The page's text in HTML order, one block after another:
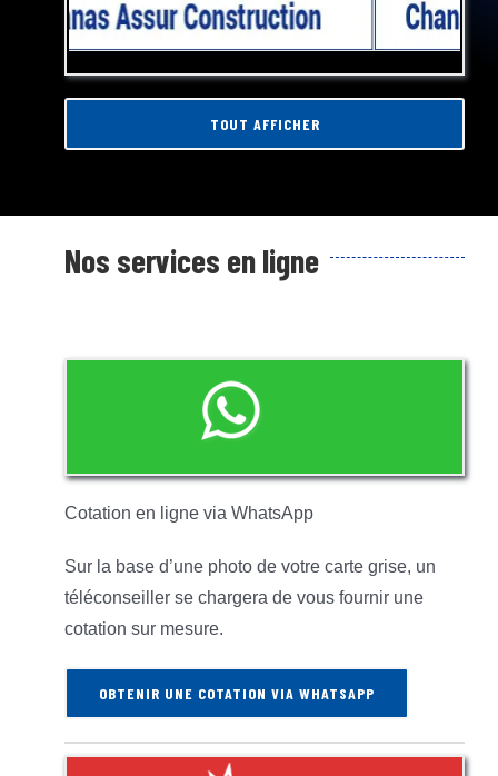
TOUT AFFICHER
Nos services en ligne
Cotation en ligne via WhatsApp
Sur la base d’une photo de votre carte grise, un
téléconseiller se chargera de vous fournir une
cotation sur mesure.
OBTENIR UNE COTATION VIA WHATSAPP